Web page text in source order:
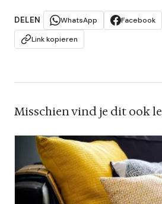
DELEN WhatsApp Facebook
Link kopieren
Misschien vind je dit ook